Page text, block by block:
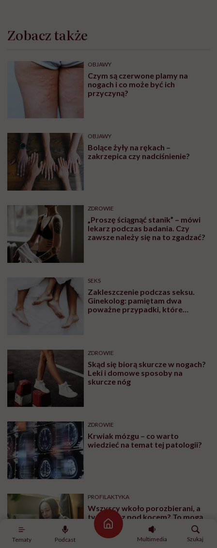
Tematy Podcast
Strona główna
Multimedia
Szukaj
Zobacz także
OBJAWY
Czym są czerwone plamy na
nogach i co może być ich
przyczyną?
OBJAWY
Bolące żyły na rękach –
zakrzepica czy nadciśnienie?
ZDROWIE
„Proszę ściągnąć stanik” – mówi
lekarz podczas badania. Czy
zawsze należy się na to zgadzać?
SEKS
Zakleszczenie podczas seksu.
Ginekolog: pamiętam dwa
poważne przypadki, które
ZDROWIE
Skąd się biorą skurcze w nogach?
Leki i domowe sposoby na
skurcze nóg
ZDROWIE
Krwiak mózgu – co warto
wiedzieć na temat tej patologii?
PROFILAKTYKA
Wszyscy wkoło porozbierani, a
ty siedzisz pod kocem? To mogą
być zaburzenia termoregulacji –
wynikające z choroby lub złych